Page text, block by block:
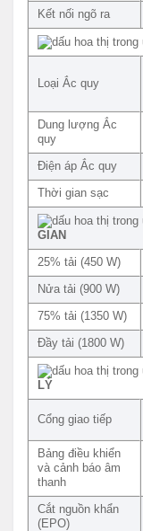
Kết nối ngõ ra
Loại Ắc quy
Dung lượng Ắc
quy
Điện áp Ắc quy
Thời gian sạc
GIAN
25% tải (450 W)
Nửa tải (900 W)
75% tải (1350 W)
Đầy tải (1800 W)
LÝ
Cổng giao tiếp
Bảng điều khiển
và cảnh báo âm
thanh
Cắt nguồn khẩn
(EPO)